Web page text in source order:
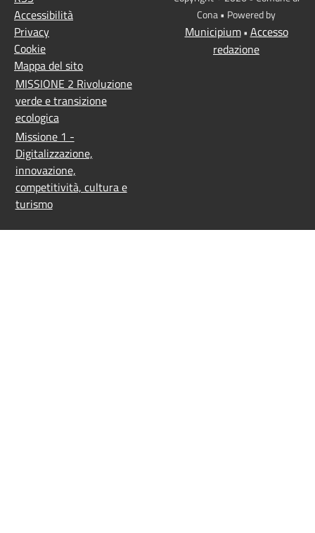
Accessibilità
Privacy
Cookie
Mappa del sito
MISSIONE 2 Rivoluzione
verde e transizione
ecologica
Missione 1 -
Digitalizzazione,
innovazione,
competitività, cultura e
turismo
Cona • Powered by
Municipium• Accesso
redazione